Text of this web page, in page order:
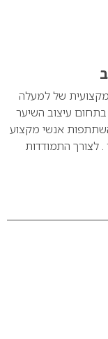
של למעלה
בתחום עיצוב השיער
בהשתתפות אנשי מקצוע
לצורך התמודדות